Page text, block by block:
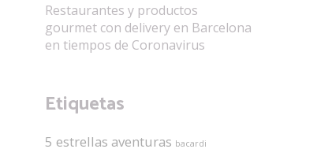
Restaurantes y productos
gourmet con delivery en Barcelona
en tiempos de Coronavirus
Etiquetas
5 estrellas aventuras bacardi